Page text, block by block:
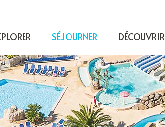
SÉJOURNER DÉCOUVRIR